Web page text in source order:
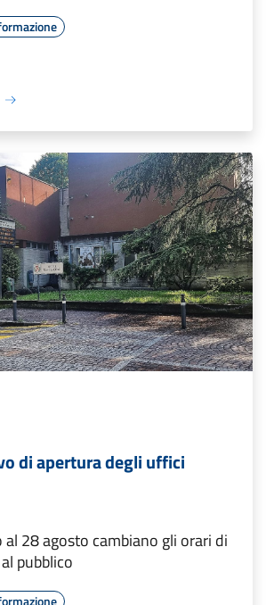
di apertura degli uffici
al 28 agosto cambiano gli orari di
pubblico